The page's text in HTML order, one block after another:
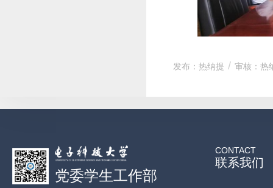
发布：热纳提 审核：热
党委学生工作部
CONTACT
联系我们